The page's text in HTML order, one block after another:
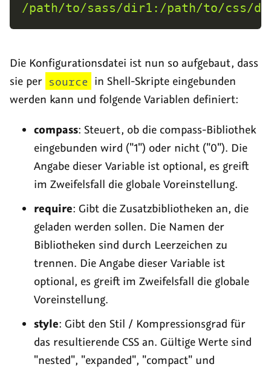
/path/to/sass/dir1:/path/to/css/
Die Konfigurationsdatei ist nun so aufgebaut, dass
sie per source in Shell-Skripte eingebunden
werden kann und folgende Variablen definiert:
compass: Steuert, ob die compass-Bibliothek
eingebunden wird ("1") oder nicht ("0"). Die
Angabe dieser Variable ist optional, es greift
im Zweifelsfall die globale Voreinstellung.
require: Gibt die Zusatzbibliotheken an, die
geladen werden sollen. Die Namen der
Bibliotheken sind durch Leerzeichen zu
trennen. Die Angabe dieser Variable ist
optional, es greift im Zweifelsfall die globale
Voreinstellung.
style: Gibt den Stil / Kompressionsgrad für
das resultierende CSS an. Gültige Werte sind
"nested", "expanded", "compact" und